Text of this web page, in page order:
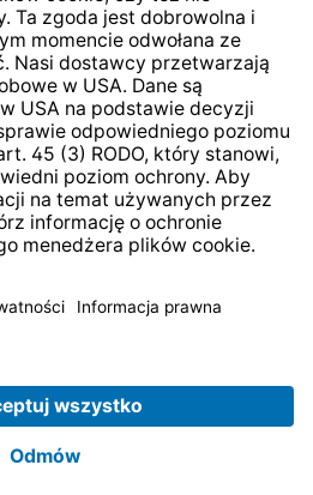
podatek VAT pluskoszty
do FundacjiLEPPER Stiftung
e.S..